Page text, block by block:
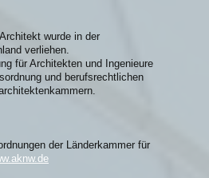
wurde in der
verliehen.
für Architekten und Ingenieure
und berufsrechtlichen
der Länderkammer für